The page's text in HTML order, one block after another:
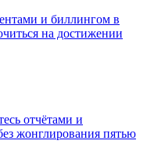
и биллингом в
на достижении
отчётами и
жонглирования пятью